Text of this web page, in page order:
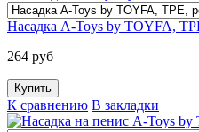
Насадка A-Toys by TOYFA,
264 руб
К сравнению В закладки